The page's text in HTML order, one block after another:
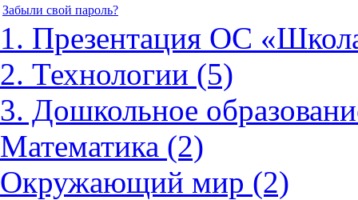
Забыли свой пароль?
1. Презентация ОС
2. Технологии (5)
3. Дошкольное
Математика (2)
Окружающий мир (2)